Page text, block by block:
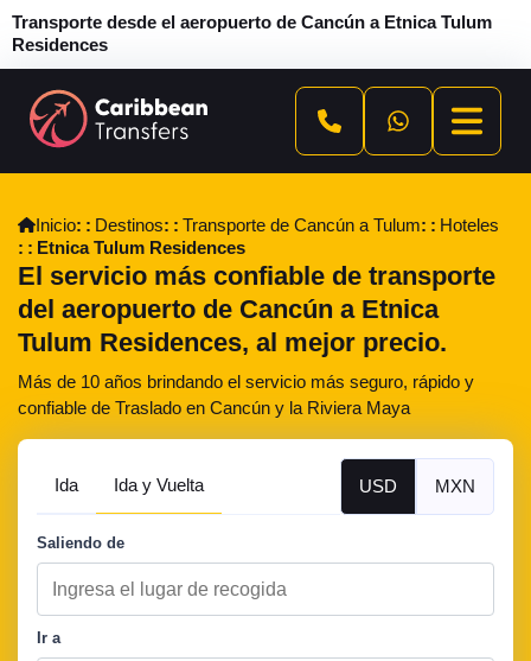
Transporte desde el aeropuerto de Cancún a Etnica Tulum
Residences
Inicio Destinos Transporte de Cancún a Tulum
Hoteles
Etnica Tulum Residences
El servicio más confiable de transporte
del aeropuerto de Cancún a Etnica
Tulum Residences, al mejor precio.
Más de 10 años brindando el servicio más seguro, rápido y
confiable de Traslado en Cancún y la Riviera Maya
Ida Ida y Vuelta USD MXN
Saliendo de
Ir a